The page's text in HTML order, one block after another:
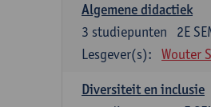
Algemene didactiek
2E
3 studiepunten
Lesgever(s):
Wouter
Diversiteit en inclusie